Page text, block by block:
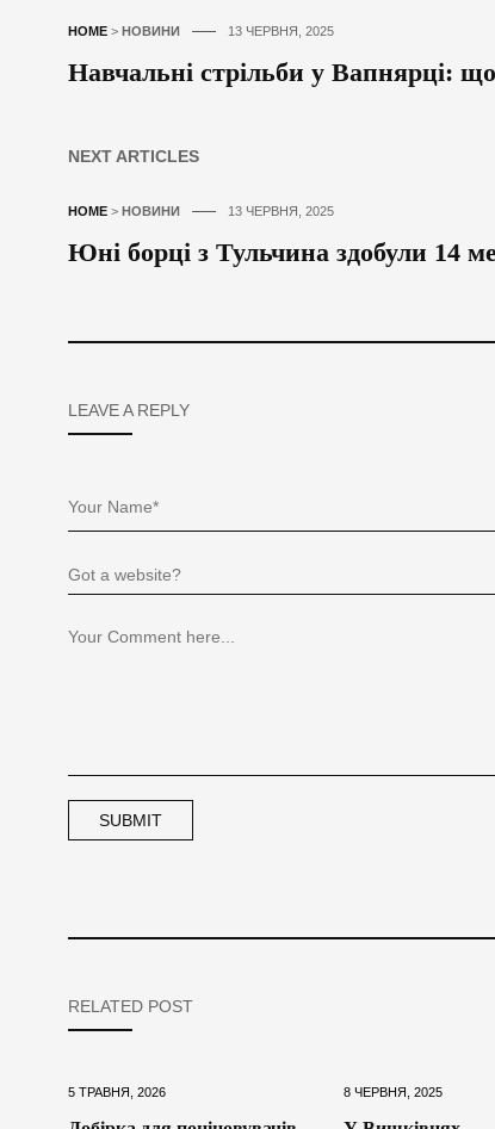
HOME > НОВИНИ 13 ЧЕРВНЯ, 2025
Навчальні стрільби у Вапнярці:
NEXT ARTICLES
HOME > НОВИНИ 13 ЧЕРВНЯ, 2025
Юні борці з Тульчина здобули 14
LEAVE A REPLY
RELATED POST
5 ТРАВНЯ, 2026 8 ЧЕРВНЯ, 2025